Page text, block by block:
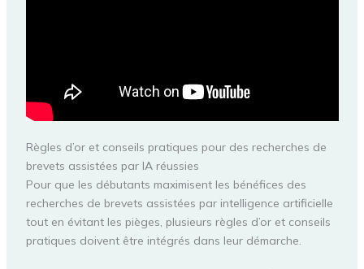
Règles d’or et conseils pratiques pour des recherches de
brevets assistées par IA réussies
Pour que les débutants maximisent les bénéfices des
recherches de brevets assistées par intelligence artificielle
tout en évitant les pièges, plusieurs règles d’or et conseils
pratiques doivent être intégrés dans leur démarche.